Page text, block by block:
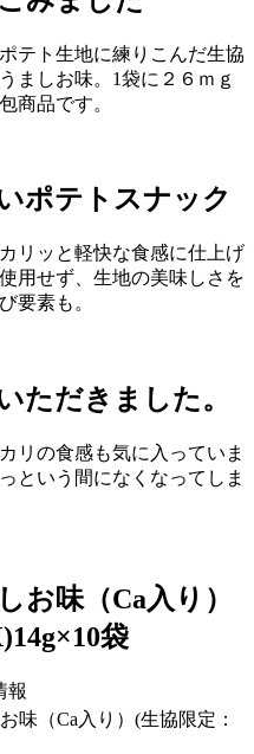
テト生地に練りこんだ生協
ましお味。1袋に２６ｍｇ
商品です。
ポテトスナック
リッと軽快な食感に仕上げ
用せず、生地の美味しさを
要素も。
ただきました。
リの食感も気に入っていま
という間になくなってしま
味（Ca入り）
袋
報
（Ca入り）(生協限定：